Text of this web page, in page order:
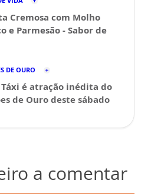
Cremosa com Molho
e Parmesão - Sabor de
DE OURO
Táxi é atração inédita do
de Ouro deste sábado
a comentar